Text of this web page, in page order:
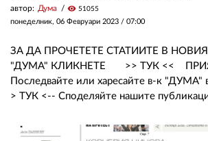
автор: Дума visibility 51055
понеделник, 06 Февруари 2023 / 07:00
ЗА ДА ПРОЧЕТЕТЕ СТАТИИТЕ В
"ДУМА" КЛИКНЕТЕ >> ТУК <<
Последвайте или харесайте в-к
> ТУК <-- Споделяйте нашите
УСЛОВИЯ ЗА
ПОЛИТИКА
ПОЛИТИКАТА
02